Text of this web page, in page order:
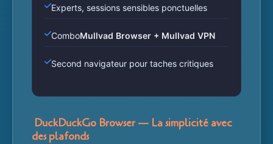
Experts, sessions sensibles ponctuelles
ComboMullvad Browser + Mullvad VPN
Second navigateur pour taches critiques
DuckDuckGo Browser — La simplicité avec
des plafonds